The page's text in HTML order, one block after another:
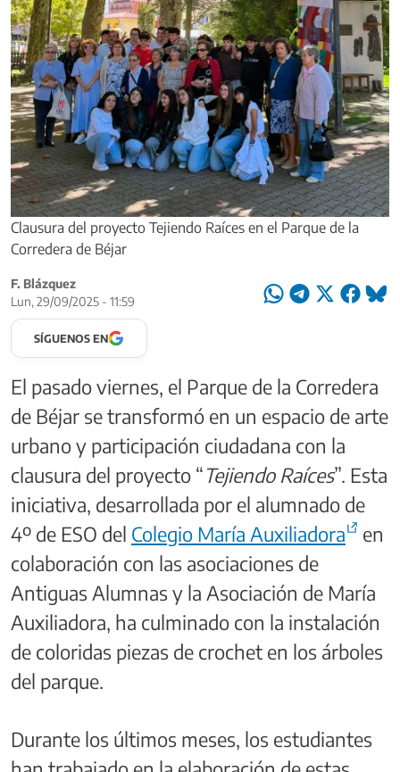
Clausura del proyecto Tejiendo Raíces en el Parque de la
Corredera de Béjar
F. Blázquez
Lun, 29/09/2025 - 11:59
SÍGUENOS EN
El pasado viernes, el Parque de la Corredera
de Béjar se transformó en un espacio de arte
urbano y participación ciudadana con la
clausura del proyecto “Tejiendo Raíces”. Esta
iniciativa, desarrollada por el alumnado de
4º de ESO del Colegio María Auxiliadora
en
colaboración con las asociaciones de
Antiguas Alumnas y la Asociación de María
Auxiliadora, ha culminado con la instalación
de coloridas piezas de crochet en los árboles
del parque.
Durante los últimos meses, los estudiantes